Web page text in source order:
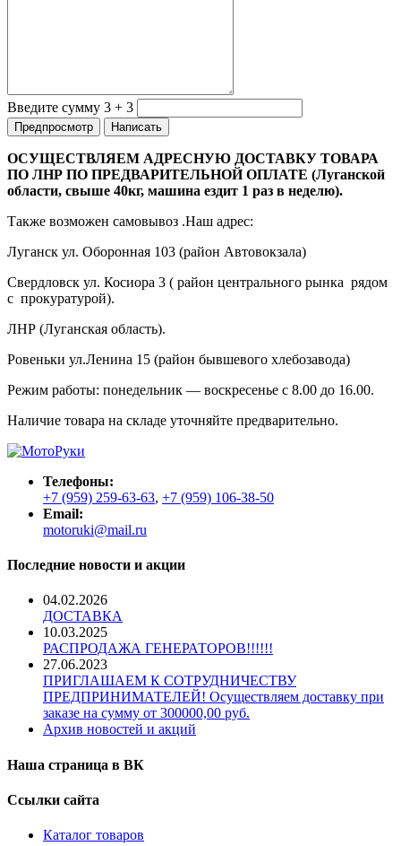
Введите сумму 3 + 3
ОСУЩЕСТВЛЯЕМ АДРЕСНУЮ ДОСТАВКУ ТОВАРА
ПО ЛНР ПО ПРЕДВАРИТЕЛЬНОЙ ОПЛАТЕ (Луганской
области, свыше 40кг, машина ездит 1 раз в неделю).
Также возможен самовывоз .Наш адрес:
Луганск ул. Оборонная 103 (район Автовокзала)
Свердловск ул. Косиора 3 ( район центрального рынка рядом
с прокуратурой).
ЛНР (Луганская область).
Ровеньки ул.Ленина 15 (район бывшевого хлебозавода)
Режим работы: понедельник — воскресенье с 8.00 до 16.00.
Наличие товара на складе уточняйте предварительно.
Телефоны:
+7 (959) 259-63-63, +7 (959) 106-38-50
Email:
motoruki@mail.ru
Последние новости и акции
04.02.2026
ДОСТАВКА
10.03.2025
РАСПРОДАЖА ГЕНЕРАТОРОВ!!!!!!
27.06.2023
ПРИГЛАШАЕМ К СОТРУДНИЧЕСТВУ
ПРЕДПРИНИМАТЕЛЕЙ! Осуществляем доставку при
заказе на сумму от 300000,00 руб.
Архив новостей и акций
Наша страница в ВК
Ссылки сайта
Каталог товаров